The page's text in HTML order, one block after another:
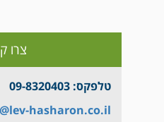
hasharon.co.ilצרו קשר
טלפקס: 09-8320403
hasharon.co.il